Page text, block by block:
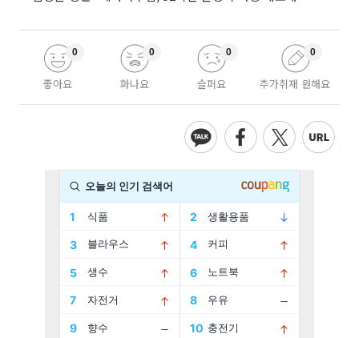
좋아요
0
화나요
0
슬퍼요
0
추가취재 원해요
0